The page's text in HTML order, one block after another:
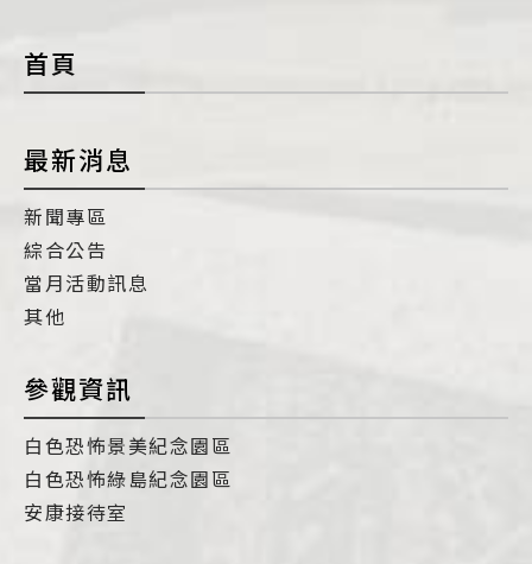
首頁
最新消息
新聞專區
綜合公告
當月活動訊息
其他
參觀資訊
白色恐怖景美紀念園區
白色恐怖綠島紀念園區
安康接待室